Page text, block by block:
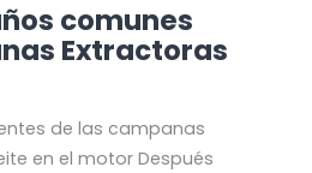
comunes
Extractoras
de las campanas
en el motor Después